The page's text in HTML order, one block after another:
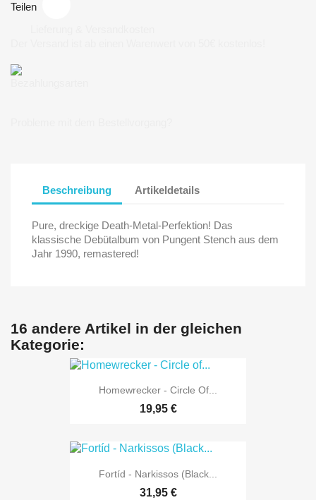
Teilen
Beschreibung Artikeldetails
Pure, dreckige Death-Metal-Perfektion! Das
klassische Debütalbum von Pungent Stench aus dem
Jahr 1990, remastered!
16 andere Artikel in der gleichen
Kategorie:
Homewrecker - Circle Of...
19,95 €
Fortíd - Narkissos (Black...
31,95 €